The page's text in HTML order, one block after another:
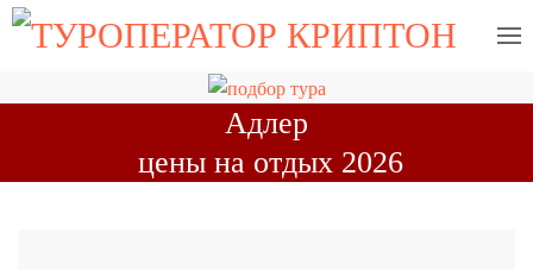
Адлер
цены на отдых 2026